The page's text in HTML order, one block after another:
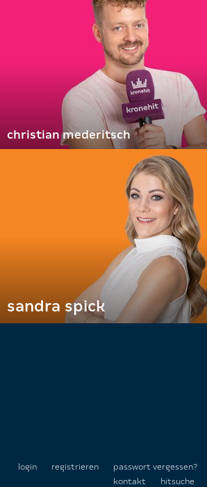
christian mederitsch
sandra spick
login registrieren passwort vergessen?
kontakt
hitsuche